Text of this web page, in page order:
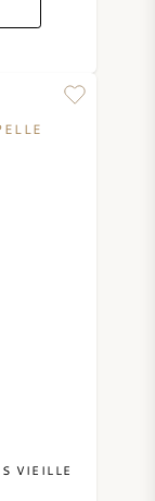
VIEILLE